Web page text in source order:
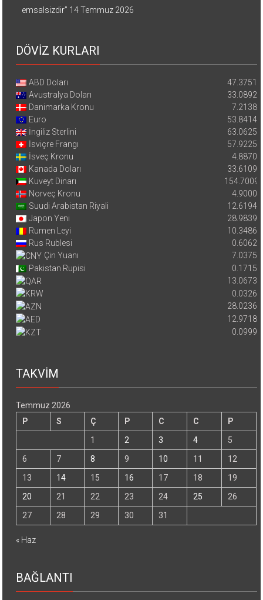
emsalsizdir” 14 Temmuz 2026
DÖVİZ KURLARI
ABD Doları
47.3751
Avustralya Doları
33.0892
Danimarka Kronu
7.2138
Euro
53.8414
İngiliz Sterlini
63.0625
İsviçre Frangı
57.9225
İsveç Kronu
4.8870
Kanada Doları
33.6109
Kuveyt Dinarı
154.7009
Norveç Kronu
4.9000
Suudi Arabistan Riyali
12.6194
Japon Yeni
28.9839
Rumen Leyi
10.3486
Rus Rublesi
0.6062
Çin Yuanı
7.0375
Pakistan Rupisi
0.1715
13.0673
0.0326
28.0236
12.9718
0.0999
TAKVİM
Temmuz 2026
P
S Ç P C C
P
1
2 3 4
5
6
7 8 9 10 11
12
13
14 15 16 17 18
19
20
21 22 23 24 25
26
27
28 29 30 31
« Haz
BAĞLANTI